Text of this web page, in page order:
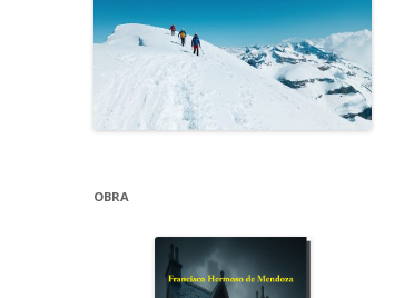
OBRA